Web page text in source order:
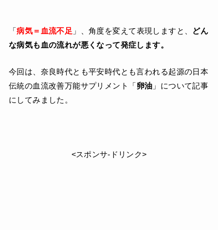
「病気＝血流不足 」、角度を変えて表現しますと、 どん
な病気も血の流れが悪くなって発症します。
今回は、奈良時代とも平安時代とも言われる起源の日本
伝統の血流改善万能サプリメント「 卵油 」について記事
にしてみました。
<スポンサ-ドリンク>